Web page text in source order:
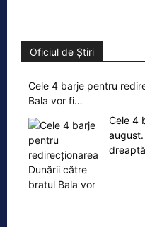
Oficiul de Știri
Cele 4 barje pentru
Bala vor fi…
Cele 4